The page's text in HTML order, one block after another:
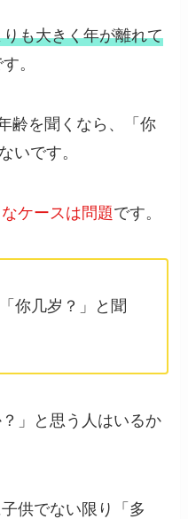
も大きく年が離れて
。
齢を聞くなら、「你
いです。
ケースは問題です。
你几岁？」と聞
」と思う人はいるか
供でない限り「多